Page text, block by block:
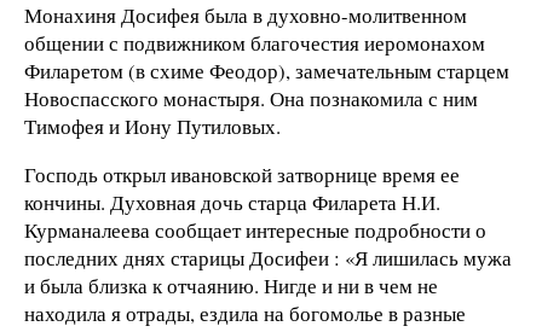
Монахиня Досифея была в духовно-молитвенном
общении с подвижником благочестия иеромонахом
Филаретом (в схиме Феодор), замечательным старцем
Новоспасского монастыря. Она познакомила с ним
Тимофея и Иону Путиловых.
Господь открыл ивановской затворнице время ее
кончины. Духовная дочь старца Филарета Н.И.
Курманалеева сообщает интересные подробности о
последних днях старицы Досифеи : «Я лишилась мужа
и была близка к отчаянию. Нигде и ни в чем не
находила я отрады, ездила на богомолье в разные